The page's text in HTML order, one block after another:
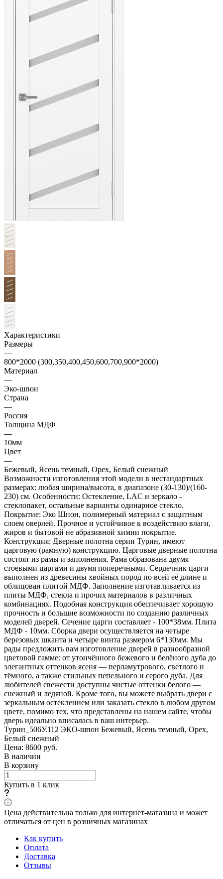
Характеристики
Размеры
—
800*2000 (300,350,400,450,600,700,900*2000)
Материал
—
Эко-шпон
Страна
—
Россия
Толщина МДФ
—
10мм
Цвет
—
Бежевый, Ясень темный, Орех, Белый снежный
Возможности изготовления этой модели в нестандартных
размерах: любая ширина/высота, в диапазоне (30-130)/(160-
230) см. Особенности: Остекление, LAC и зеркало -
стеклопакет, остальные варианты одинарное стекло.
Покрытие: Эко Шпон, полимерный материал с защитным
слоем оверлей. Прочное и устойчивое к воздействию влаги,
жиров и бытовой не абразивной химии покрытие.
Конструкция: Дверные полотна серии Турин, имеют
царговую (рамную) конструкцию. Царговые дверные полотна
состоят из рамы и заполнения. Рама образована двумя
стоевыми царгами и двумя поперечными. Сердечник царги
выполнен из древесины хвойных пород по всей её длине и
облицован плитой МДФ. Заполнение изготавливается из
плиты МДФ, стекла и прочих материалов в различных
комбинациях. Подобная конструкция обеспечивает хорошую
прочность и большие возможности по созданию различных
моделей дверей. Сечение царги составляет - 100*38мм. Плита
МДФ - 10мм. Сборка двери осуществляется на четыре
березовых шканта и четыре винта размером 6*130мм. Мы
рады предложить вам изготовление дверей в разнообразной
цветовой гамме: от утончённого бежевого и белёного дуба до
элегантных оттенков ясеня — перламутрового, светлого и
тёмного, а также стильных пепельного и серого дуба. Для
любителей свежести доступны чистые оттенки белого —
снежный и ледяной. Кроме того, вы можете выбрать двери с
зеркальным остеклением или заказать стекло в любом другом
цвете, помимо тех, что представлены на нашем сайте, чтобы
дверь идеально вписалась в ваш интерьер.
Турин_506У.112 ЭКО-шпон Бежевый, Ясень темный, Орех,
Белый снежный
Цена: 8600 руб.
В наличии
В корзину
Купить в 1 клик
Цена действительна только для интернет-магазина и может
отличаться от цен в розничных магазинах
Как купить
Оплата
Доставка
Отзывы